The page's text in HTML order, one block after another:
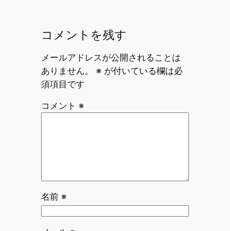
コメントを残す
メールアドレスが公開されることは
ありません。
※ が付いている欄は必
須項目です
コメント ※
名前 ※